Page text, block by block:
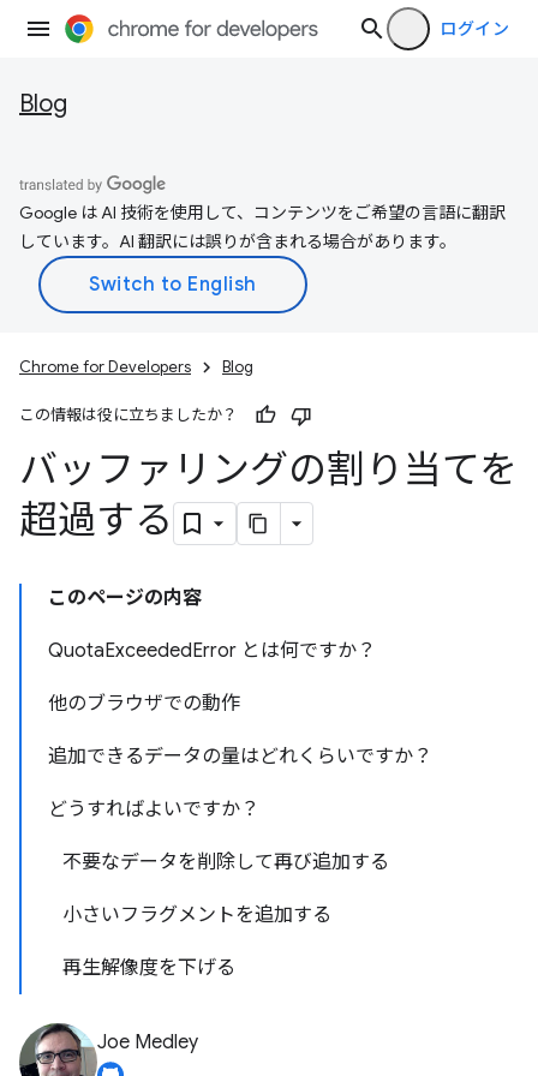
ログイン
Blog
Google は AI 技術を使用して、コンテンツをご希望の言語に翻訳
しています。AI 翻訳には誤りが含まれる場合があります。
Chrome for Developers Blog
この情報は役に立ちましたか？
バッファリングの割り当てを
超過する
このページの内容
QuotaExceededError とは何ですか？
他のブラウザでの動作
追加できるデータの量はどれくらいですか？
どうすればよいですか？
不要なデータを削除して再び追加する
小さいフラグメントを追加する
再生解像度を下げる
Joe Medley